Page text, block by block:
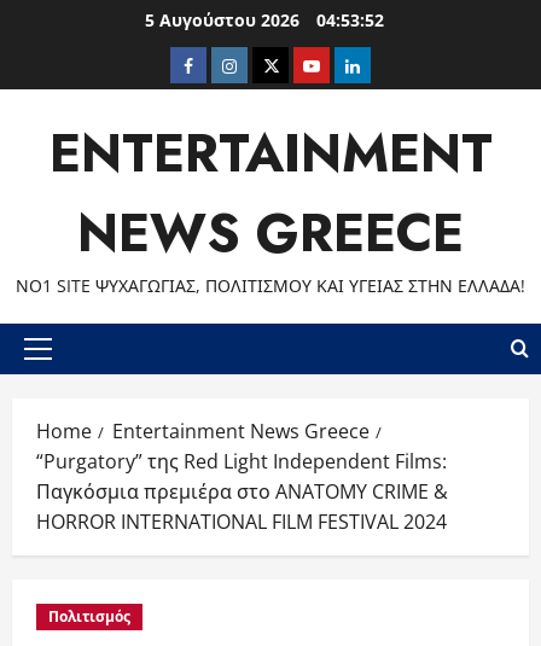
5 Αυγούστου 2026 04:53:53
Facebook
Instagram
TwitterYoutubeLinkedIn
ENTERTAINMENT
NEWS GREECE
ΝΟ1 SITE ΨΥΧΑΓΩΓΊΑΣ, ΠΟΛΙΤΙΣΜΟΎ ΚΑΙ ΥΓΕΊΑΣ ΣΤΗΝ ΕΛΛΆΔΑ!
Primary
Home
Entertainment News Greece
“Purgatory” της Red Light Independent Films:
Παγκόσμια πρεμιέρα στο ANATOMY CRIME &
HORROR INTERNATIONAL FILM FESTIVAL 2024
Πολιτισμός